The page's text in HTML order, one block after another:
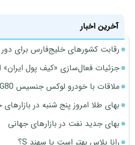
آخرین اخبار
رقابت کشورهای خلیج‌فارس برای
جزئیات فعال‌سازی «کیف پول ایران»
ملاقات با خودرو لوکس جنسیس G80 در ایران
بهای طلا امروز پنج شنبه در
بهای جدید نفت در بازارهای جهانی
رانا پلاس بهتر است یا سهند S؟